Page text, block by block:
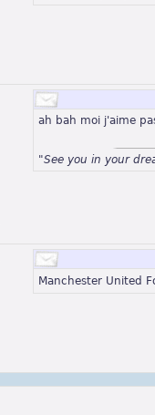
ah bah moi j'aime
"See you in your
Manchester United